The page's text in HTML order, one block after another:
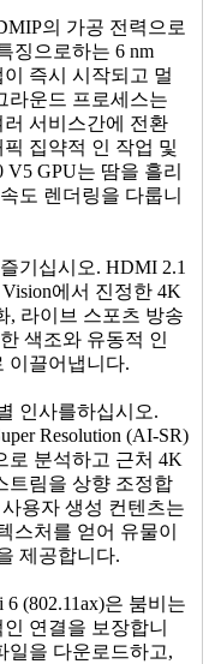
의 가공 전력으로
징으로하는 6 nm
이 즉시 시작되고 멀
라운드 프로세스는
서비스간에 전환
집약적 인 작업 및
GPU는 땀을 흘리
도 렌더링을 다룹니
기십시오. HDMI 2.1
에서 진정한 4K
, 라이브 스포츠 방송
색조와 유동적 인
이끌어냅니다.
인사를하십시오.
Resolution (AI-SR)
로 분석하고 근처 4K
트림을 상향 조정합
용자 생성 컨텐츠는
스처를 얻어 유물이
제공합니다.
6 (802.11ax)은 붐비는
연결을 보장합니
일을 다운로드하고,